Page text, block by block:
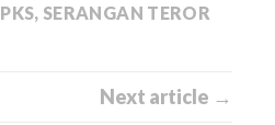
PKS, SERANGAN TEROR
Next article →